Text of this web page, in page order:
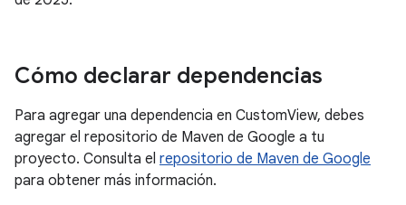
Cómo declarar dependencias
Para agregar una dependencia en CustomView, debes
agregar el repositorio de Maven de Google a tu
proyecto. Consulta el repositorio de Maven de Google
para obtener más información.